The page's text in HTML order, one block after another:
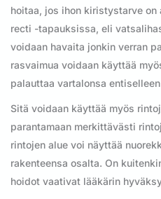
hoitaa, jos ihon kiristystarve
recti -tapauksissa, eli
voidaan havaita jonkin verran
rasvaimua voidaan käyttää
palauttaa vartalonsa
Sitä voidaan käyttää myös
parantamaan merkittävästi
rintojen alue voi näyttää
rakenteensa osalta. On
hoidot vaativat lääkärin